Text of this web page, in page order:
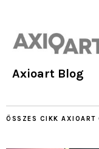
Axioart Blog
ÖSSZES CIKK AXIOART